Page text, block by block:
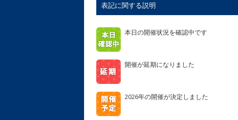
表記に関する説明
本日の開催状況を確認中です
開催が延期になりました
2026年の開催が決定しました